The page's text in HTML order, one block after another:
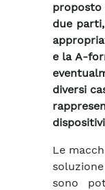
due
e la A-
diversi
Le
sono